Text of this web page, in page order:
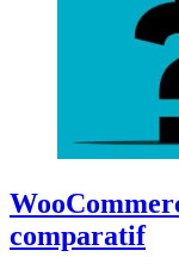
comparatif